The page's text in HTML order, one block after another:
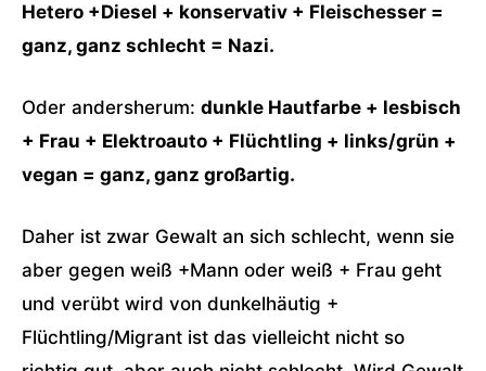
Hetero +Diesel + konservativ + Fleischesser =
ganz, ganz schlecht = Nazi.
Oder andersherum: dunkle Hautfarbe + lesbisch
+ Frau + Elektroauto + Flüchtling + links/grün +
vegan = ganz, ganz großartig.
Daher ist zwar Gewalt an sich schlecht, wenn sie
aber gegen weiß +Mann oder weiß + Frau geht
und verübt wird von dunkelhäutig +
Flüchtling/Migrant ist das vielleicht nicht so